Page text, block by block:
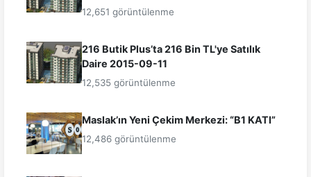
12,651 görüntülenme
216 Butik Plus’ta 216 Bin TL'ye Satılık
Daire 2015-09-11
12,535 görüntülenme
Maslak’ın Yeni Çekim Merkezi: “B1 KATI”
12,486 görüntülenme